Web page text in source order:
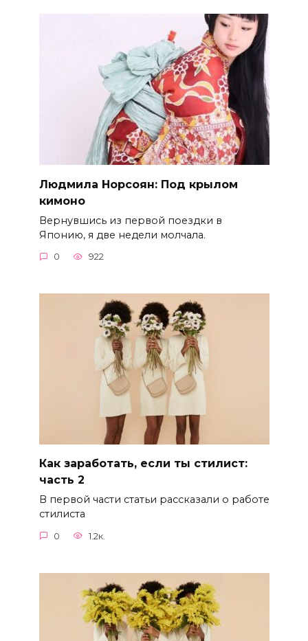
Людмила Норсоян: Под крылом
кимоно
Вернувшись из первой поездки в
Японию, я две недели молчала.
0 922
Как заработать, если ты стилист:
часть 2
В первой части статьи рассказали о работе
стилиста
0 1.2к.